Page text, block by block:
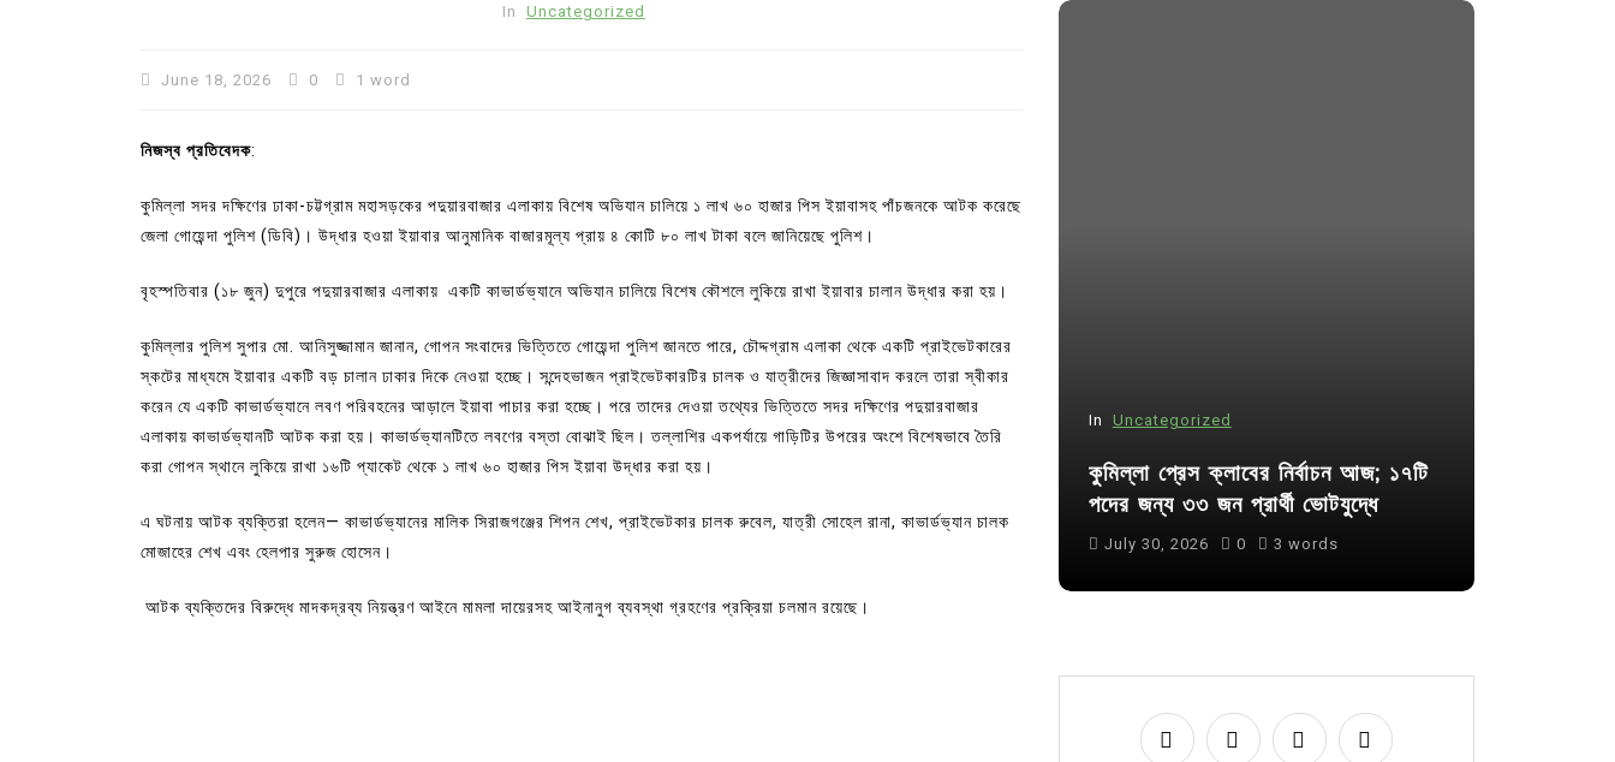
In Uncategorized
June 18, 2026 0 1 word
নিজস্ব প্রতিবেদক:
কুমিল্লা সদর দক্ষিণের ঢাকা-চট্টগ্রাম মহাসড়কের পদুয়ারবাজার এলাকায় বিশেষ অভিযান চালিয়ে ১ লাখ ৬০ হাজার পিস ইয়াবাসহ পাঁচজনকে আটক করেছে
জেলা গোয়েন্দা পুলিশ (ডিবি)। উদ্ধার হওয়া ইয়াবার আনুমানিক বাজারমূল্য প্রায় ৪ কোটি ৮০ লাখ টাকা বলে জানিয়েছে পুলিশ।
বৃহস্পতিবার (১৮ জুন) দুপুরে পদুয়ারবাজার এলাকায় একটি কাভার্ডভ্যানে অভিযান চালিয়ে বিশেষ কৌশলে লুকিয়ে রাখা ইয়াবার চালান উদ্ধার করা হয়।
কুমিল্লার পুলিশ সুপার মো. আনিসুজ্জামান জানান, গোপন সংবাদের ভিত্তিতে গোয়েন্দা পুলিশ জানতে পারে, চৌদ্দগ্রাম এলাকা থেকে একটি প্রাইভেটকারের
স্কটের মাধ্যমে ইয়াবার একটি বড় চালান ঢাকার দিকে নেওয়া হচ্ছে। সন্দেহভাজন প্রাইভেটকারটির চালক ও যাত্রীদের জিজ্ঞাসাবাদ করলে তারা স্বীকার
করেন যে একটি কাভার্ডভ্যানে লবণ পরিবহনের আড়ালে ইয়াবা পাচার করা হচ্ছে। পরে তাদের দেওয়া তথ্যের ভিত্তিতে সদর দক্ষিণের পদুয়ারবাজার
এলাকায় কাভার্ডভ্যানটি আটক করা হয়। কাভার্ডভ্যানটিতে লবণের বস্তা বোঝাই ছিল। তল্লাশির একপর্যায়ে গাড়িটির উপরের অংশে বিশেষভাবে তৈরি
করা গোপন স্থানে লুকিয়ে রাখা ১৬টি প্যাকেট থেকে ১ লাখ ৬০ হাজার পিস ইয়াবা উদ্ধার করা হয়।
এ ঘটনায় আটক ব্যক্তিরা হলেন— কাভার্ডভ্যানের মালিক সিরাজগঞ্জের শিপন শেখ, প্রাইভেটকার চালক রুবেল, যাত্রী সোহেল রানা, কাভার্ডভ্যান চালক
মোজাহের শেখ এবং হেলপার সুরুজ হোসেন।
আটক ব্যক্তিদের বিরুদ্ধে মাদকদ্রব্য নিয়ন্ত্রণ আইনে মামলা দায়েরসহ আইনানুগ ব্যবস্থা গ্রহণের প্রক্রিয়া চলমান রয়েছে।
Uncategorized
কুমিল্লা প্রেস ক্লাবের নির্বাচন আজ; ১৭টি
July 30, 2026
Uncategorized
আদর্শ সমাজ বিনির্মাণে সহায়ক ভুমিকা রাখে
In Uncategorized
কুমিল্লা প্রেস ক্লাবের নির্বাচন আজ; ১৭টি
পদের জন্য ৩৩ জন প্রার্থী ভোটযুদ্ধে
July 30, 2026 0 3 words